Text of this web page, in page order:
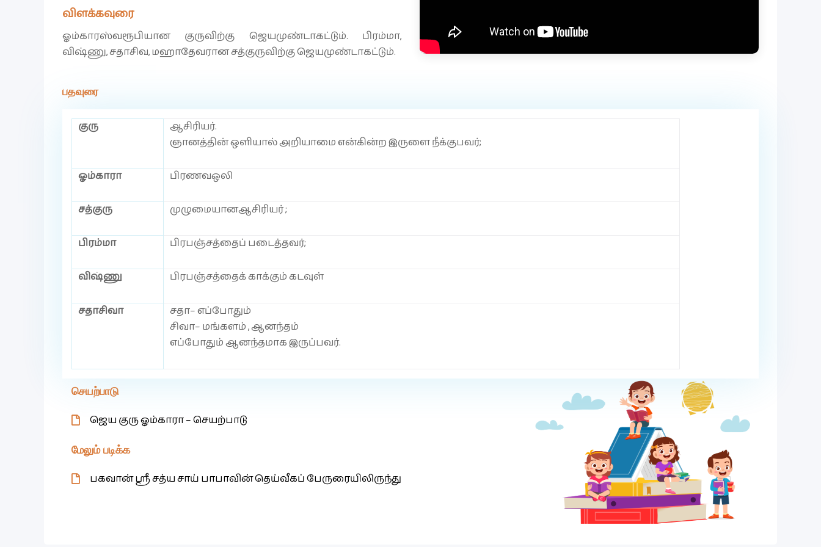
விளக்கவுரை
ஓம்காரஸ்வரூபியான குருவிற்கு ஜெயமுண்டாகட்டும். பிரம்மா,
விஷ்ணு, சதாசிவ, மஹாதேவரான சத்குருவிற்கு ஜெயமுண்டாகட்டும்.
பதவுரை
குரு
ஆசிரியர்.
ஞானத்தின் ஒளியால் அறியாமை என்கின்ற இருளை நீக்குபவர்;
ஓம்காரா பிரணவஒலி
சத்குரு முழுமையானஆசிரியர் ;
பிரம்மா பிரபஞ்சத்தைப் படைத்தவர்;
விஷ்ணு பிரபஞ்சத்தைக் காக்கும் கடவுள்
சதாசிவா
சதா– எப்போதும்
சிவா– மங்களம் , ஆனந்தம்
எப்போதும் ஆனந்தமாக இருப்பவர்.
செயற்பாடு
ஜெய குரு ஓம்காரா – செயற்பாடு
மேலும் படிக்க
பகவான் ஸ்ரீ சத்ய சாய் பாபாவின் தெய்வீகப் பேருரையிலிருந்து